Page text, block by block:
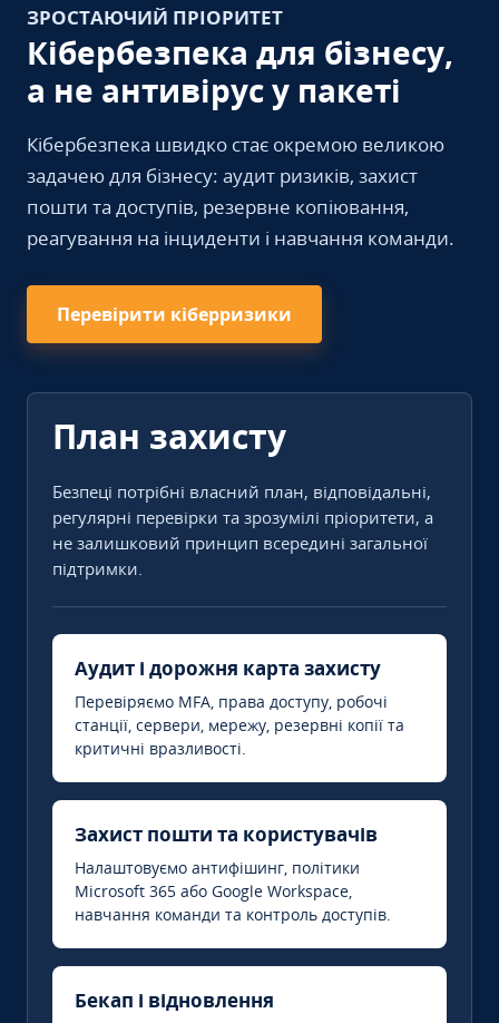
ЗРОСТАЮЧИЙ ПРІОРИТЕТ
Кібербезпека для бізнесу,
а не антивірус у пакеті
Кібербезпека швидко стає окремою великою
задачею для бізнесу: аудит ризиків, захист
пошти та доступів, резервне копіювання,
реагування на інциденти і навчання команди.
Перевірити кіберризики
План захисту
Безпеці потрібні власний план, відповідальні,
регулярні перевірки та зрозумілі пріоритети, а
не залишковий принцип всередині загальної
підтримки.
Аудит і дорожня карта захисту
Перевіряємо MFA, права доступу, робочі
станції, сервери, мережу, резервні копії та
критичні вразливості.
Захист пошти та користувачів
Налаштовуємо антифішинг, політики
Microsoft 365 або Google Workspace,
навчання команди та контроль доступів.
Бекап і відновлення